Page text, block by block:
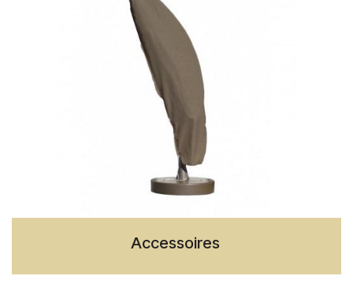
Accessoires